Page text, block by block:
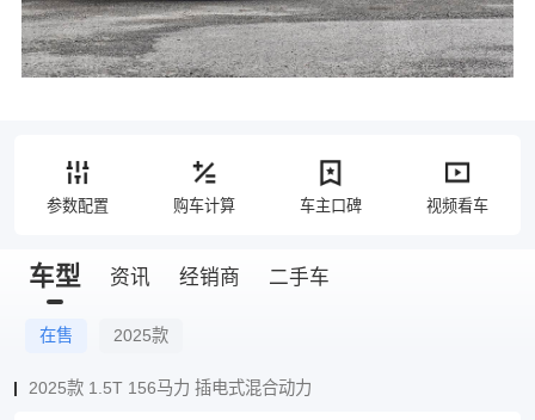
参数配置 购车计算 车主口碑 视频看车
车型 资讯 经销商 二手车
在售 2025款
2025款 1.5T 156马力 插电式混合动力